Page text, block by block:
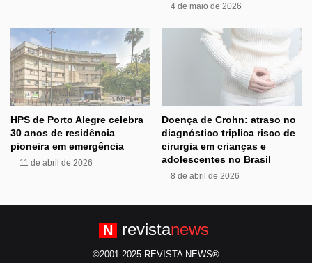
4 de maio de 2026
HPS de Porto Alegre celebra
30 anos de residência
pioneira em emergência
11 de abril de 2026
Doença de Crohn: atraso no
diagnóstico triplica risco de
cirurgia em crianças e
adolescentes no Brasil
8 de abril de 2026
N revistanews
©2001-2025 REVISTA NEWS®